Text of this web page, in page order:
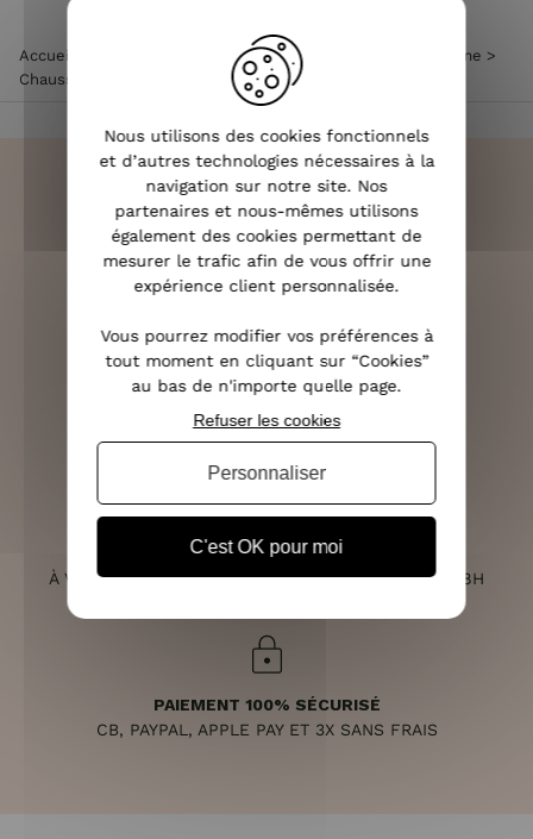
Accueil Accessoires de mode femme Chaussettes femme >
Chaussettes à paillettes CHATON
LIVRAISON RAPIDE
OFFERTE DÈS 70€
(VOIR LES CONDITIONS)
SERVICE CLIENT
À VOTRE ÉCOUTE DU LUNDI AU SAMEDI DE 10H À 18H
PAIEMENT 100% SÉCURISÉ
CB, PAYPAL, APPLE PAY ET 3X SANS FRAIS
Nous utilisons des cookies fonctionnels
et d’autres technologies nécessaires à la
navigation sur notre site. Nos
partenaires et nous-mêmes utilisons
également des cookies permettant de
mesurer le trafic afin de vous offrir une
expérience client personnalisée.
Vous pourrez modifier vos préférences à
tout moment en cliquant sur “Cookies”
au bas de n'importe quelle page.
C'est OK pour moi
Refuser les cookies
Personnaliser